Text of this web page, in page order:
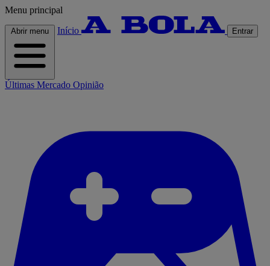
Menu principal
Abrir menu Início Entrar
Últimas Mercado Opinião